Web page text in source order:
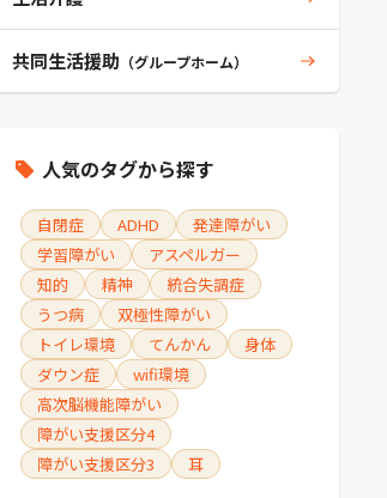
共同生活援助 （グループホーム）
人気のタグから探す
自閉症 ADHD
発達障がい
学習障がい
アスペルガー
知的
精神
統合失調症
うつ病
双極性障がい
トイレ環境
てんかん
身体
ダウン症
wifi環境
高次脳機能障がい
障がい支援区分4
障がい支援区分3
耳